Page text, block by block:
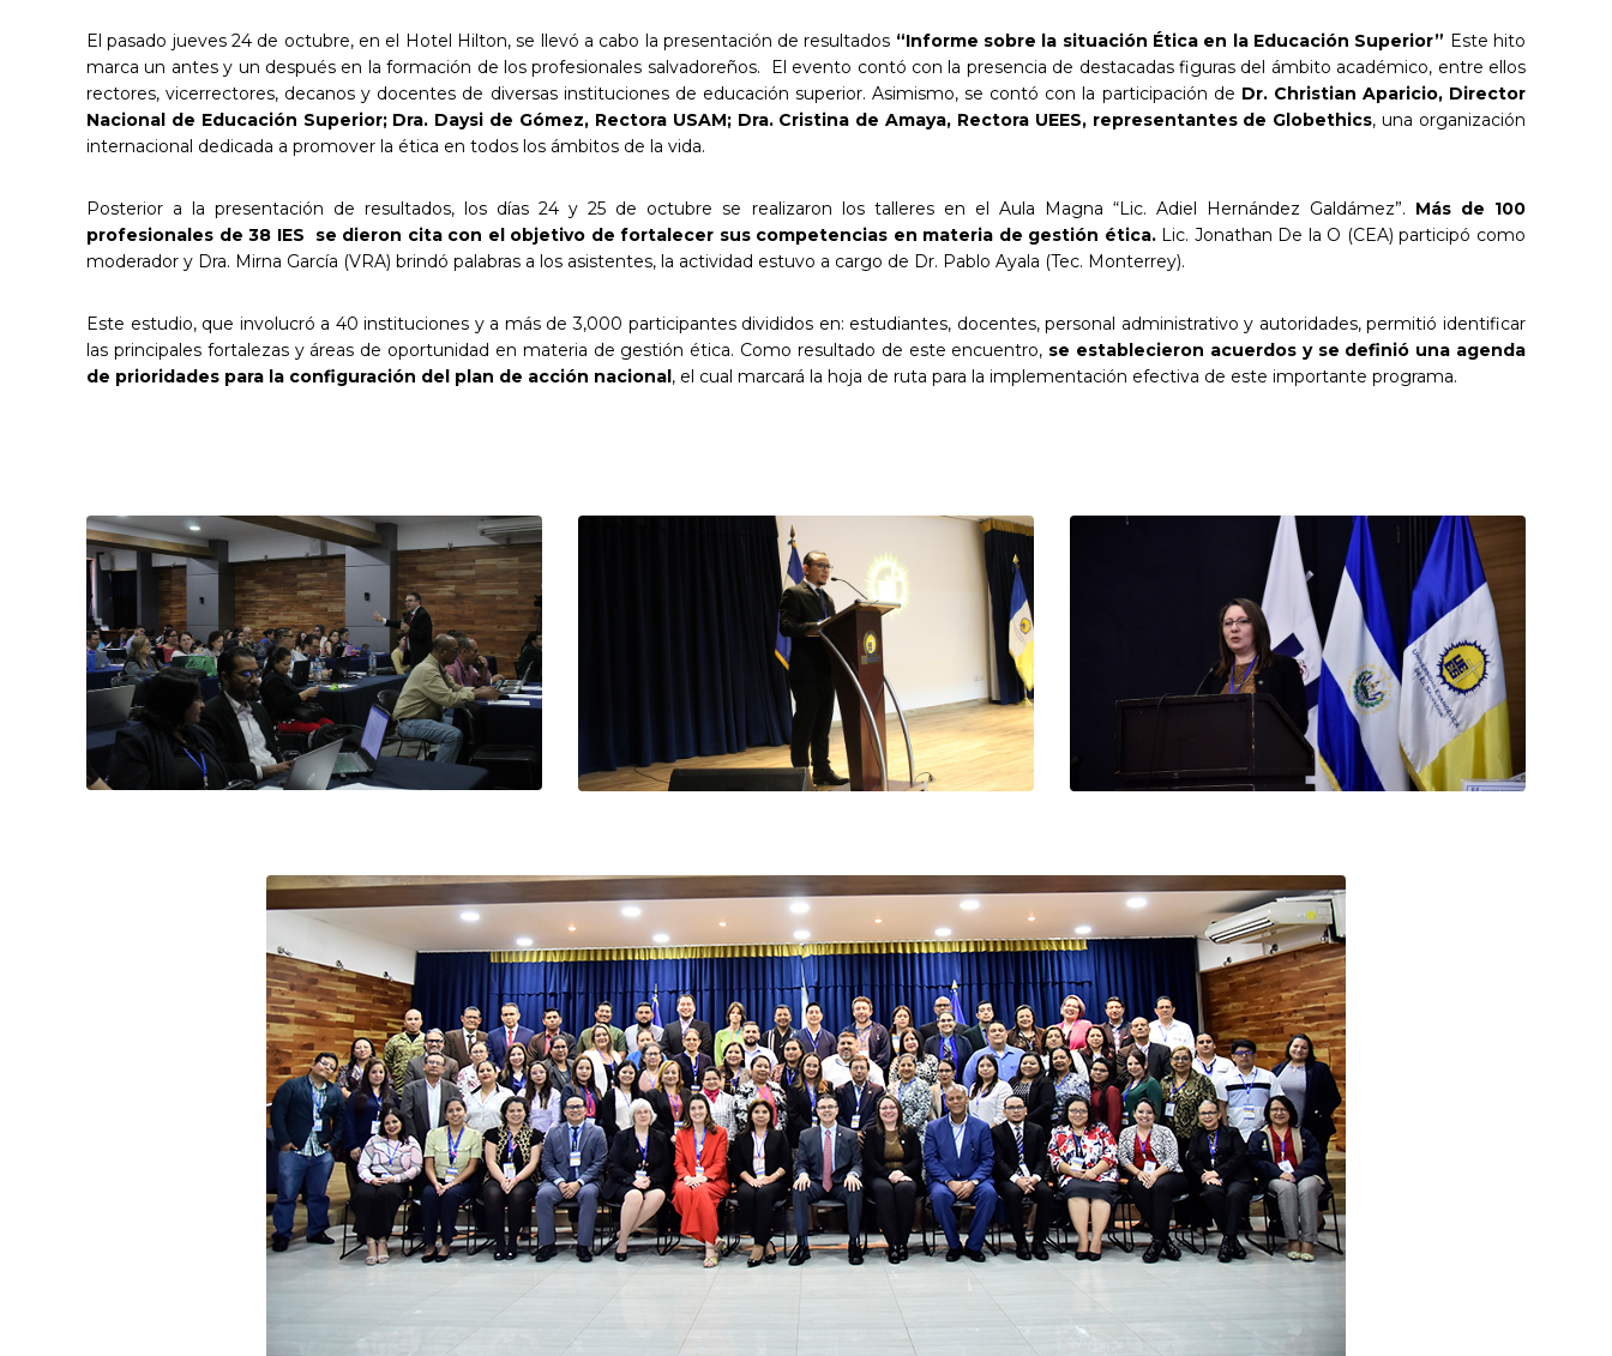
El pasado jueves 24 de octubre, en el Hotel Hilton, se llevó a cabo la presentación de resultados “Informe sobre la situación Ética en la Educación Superior” Este hito
marca un antes y un después en la formación de los profesionales salvadoreños. El evento contó con la presencia de destacadas figuras del ámbito académico, entre ellos
rectores, vicerrectores, decanos y docentes de diversas instituciones de educación superior. Asimismo, se contó con la participación de Dr. Christian Aparicio, Director
Nacional de Educación Superior; Dra. Daysi de Gómez, Rectora USAM; Dra. Cristina de Amaya, Rectora UEES, representantes de Globethics, una organización
internacional dedicada a promover la ética en todos los ámbitos de la vida.
Posterior a la presentación de resultados, los días 24 y 25 de octubre se realizaron los talleres en el Aula Magna “Lic. Adiel Hernández Galdámez”. Más de 100
profesionales de 38 IES se dieron cita con el objetivo de fortalecer sus competencias en materia de gestión ética. Lic. Jonathan De la O (CEA) participó como
moderador y Dra. Mirna García (VRA) brindó palabras a los asistentes, la actividad estuvo a cargo de Dr. Pablo Ayala (Tec. Monterrey).
Este estudio, que involucró a 40 instituciones y a más de 3,000 participantes divididos en: estudiantes, docentes, personal administrativo y autoridades, permitió identificar
las principales fortalezas y áreas de oportunidad en materia de gestión ética. Como resultado de este encuentro, se establecieron acuerdos y se definió una agenda
de prioridades para la configuración del plan de acción nacional, el cual marcará la hoja de ruta para la implementación efectiva de este importante programa.